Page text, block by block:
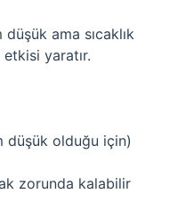
düşük ama sıcaklık
yaratır.
düşük olduğu için)
zorunda kalabilir